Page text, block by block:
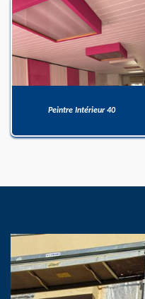
Peintre Intérieur 40